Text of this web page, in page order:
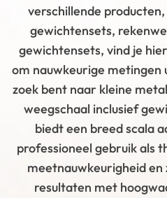
verschillende
gewichtensets,
gewichtensets, vind je
om nauwkeurige metingen
zoek bent naar kleine
weegschaal inclusief
biedt een breed scala
professioneel gebruik als
meetnauwkeurigheid
resultaten met